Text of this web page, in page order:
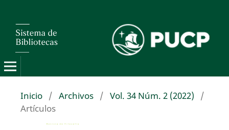
Inicio / Archivos / Vol. 34 Núm. 2 (2022)
/
Artículos